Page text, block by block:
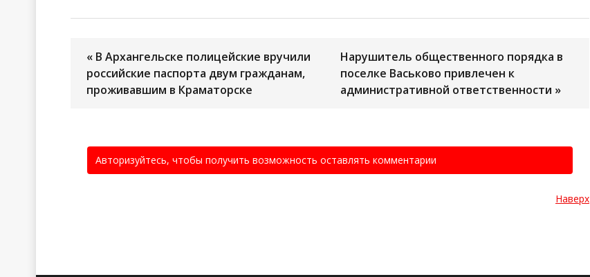
« В Архангельске полицейские вручили
российские паспорта двум гражданам,
проживавшим в Краматорске
Нарушитель общественного порядка в
поселке Васьково привлечен к
административной ответственности »
Авторизуйтесь, чтобы получить возможность оставлять комментарии
Наверх